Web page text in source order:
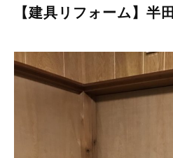
【建具リフォーム】